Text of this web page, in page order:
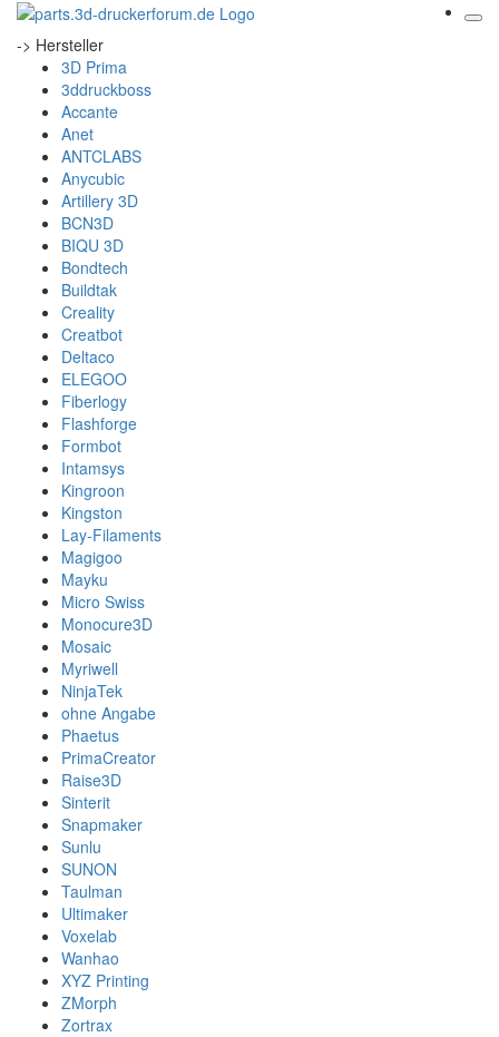
-> Hersteller
3D Prima
3ddruckboss
Accante
Anet
ANTCLABS
Anycubic
Artillery 3D
BCN3D
BIQU 3D
Bondtech
Buildtak
Creality
Creatbot
Deltaco
ELEGOO
Fiberlogy
Flashforge
Formbot
Intamsys
Kingroon
Kingston
Lay-Filaments
Magigoo
Mayku
Micro Swiss
Monocure3D
Mosaic
Myriwell
NinjaTek
ohne Angabe
Phaetus
PrimaCreator
Raise3D
Sinterit
Snapmaker
Sunlu
SUNON
Taulman
Ultimaker
Voxelab
Wanhao
XYZ Printing
ZMorph
Zortrax